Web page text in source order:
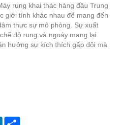
rung khai thác hàng đầu Trung
giới tính khác nhau để mang đến
thực sự mô phỏng. Sự xuất
độ rung và ngoáy mang lại
hưởng sự kích thích gấp đôi mà
LinkedIn